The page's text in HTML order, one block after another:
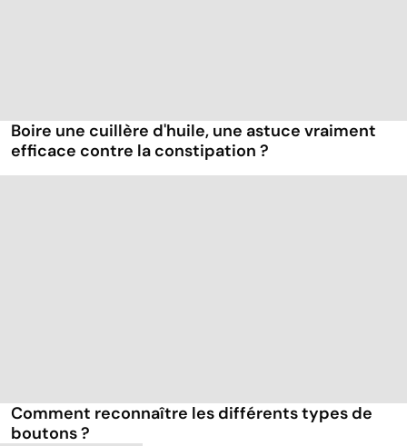
Boire une cuillère d'huile, une astuce vraiment
efficace contre la constipation ?
Comment reconnaître les différents types de
boutons ?